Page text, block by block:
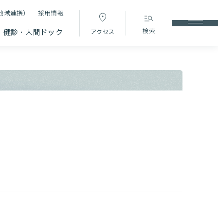
連携） 採用情報
健診・人間ドック アクセス 検索